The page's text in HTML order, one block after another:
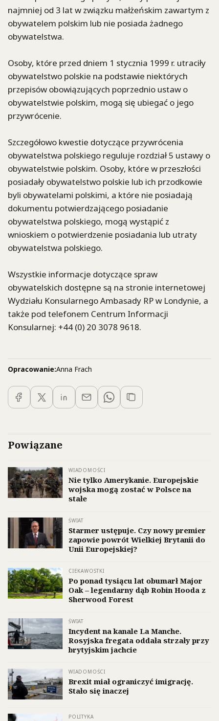
najmniej od 3 lat w związku małżeńskim zawartym z
obywatelem polskim lub nie posiada żadnego
obywatelstwa.
Osoby, które przed dniem 1 stycznia 1999 r. utraciły
obywatelstwo polskie na podstawie niektórych
przepisów obowiązujących poprzednio ustaw o
obywatelstwie polskim, mogą się ubiegać o jego
przywrócenie.
Szczegółowo kwestie dotyczące przywrócenia
obywatelstwa polskiego reguluje rozdział 5 ustawy o
obywatelstwie polskim. Osoby, które w przeszłości
posiadały obywatelstwo polskie lub ich przodkowie
byli obywatelami polskimi, a które nie posiadają
dokumentu potwierdzającego posiadanie
obywatelstwa polskiego, mogą wystąpić z
wnioskiem o potwierdzenie posiadania lub utraty
obywatelstwa polskiego.
Wszystkie informacje dotyczące spraw
obywatelskich dostępne są na stronie internetowej
Wydziału Konsularnego Ambasady RP w Londynie, a
także pod telefonem Centrum Informacji
Konsularnej: +44 (0) 20 3078 9618.
Opracowanie:Anna Frach
Powiązane
WIADOMOŚCI
Nie tylko Amerykanie. Europejskie
wojska mogą zostać w Polsce na
stałe
ŚWIAT
Starmer ustępuje. Czy nowy premier
zapowie powrót Wielkiej Brytanii do
Unii Europejskiej?
CIEKAWOSTKI
Po ponad tysiącu lat obumarł Major
Oak – legendarny dąb Robin Hooda z
Sherwood Forest
ŚWIAT
Incydent na kanale La Manche.
Rosyjska fregata oddała strzały przy
brytyjskim jachcie
WIADOMOŚCI
Brexit miał ograniczyć imigrację.
Stało się inaczej
POLITYKA